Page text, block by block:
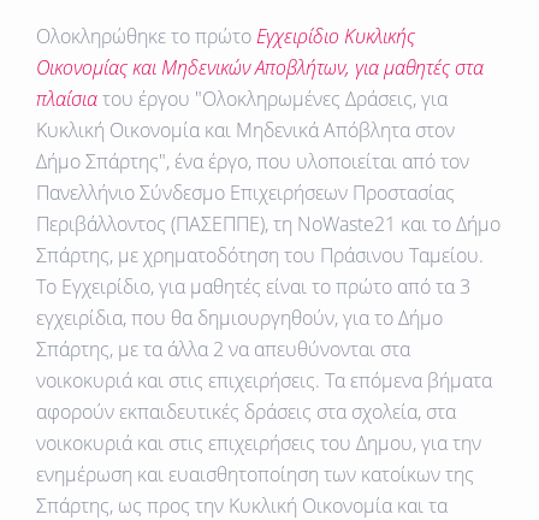
Ολοκληρώθηκε το πρώτοΕγχειρίδιο Κυκλικής
Οικονομίας και Μηδενικών Αποβλήτων, για μαθητέςστα
πλαίσιατου έργου "Ολοκληρωμένες Δράσεις, για
Κυκλική Οικονομία και Μηδενικά Απόβλητα στον
Δήμο Σπάρτης",ένα έργο, που υλοποιείται από τον
Πανελλήνιο Σύνδεσμο Επιχειρήσεων Προστασίας
Περιβάλλοντος (ΠΑΣΕΠΠΕ), τη NoWaste21 και το Δήμο
Σπάρτης, με χρηματοδότηση του Πράσινου Ταμείου.
Το Εγχειρίδιο, για μαθητές είναι το πρώτο από τα 3
εγχειρίδια, που θα δημιουργηθούν, για το Δήμο
Σπάρτης, με τα άλλα 2 να απευθύνονται στα
νοικοκυριά και στις επιχειρήσεις. Τα επόμενα βήματα
αφορούν εκπαιδευτικές δράσεις στα σχολεία, στα
νοικοκυριά και στις επιχειρήσεις του Δημου, για την
ενημέρωση και ευαισθητοποίηση των κατοίκων της
Σπάρτης, ως προς την Κυκλική Οικονομία και τα